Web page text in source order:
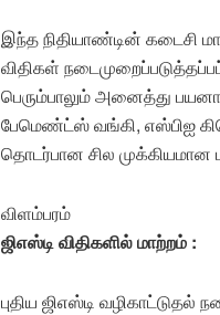
இந்த நிதியாண்டின் கடைசி
விதிகள்
பெரும்பாலும் அனைத்து
பேமெண்ட்ஸ் வங்கி, எஸ்பிஐ
தொடர்பான சில
விளம்பரம்
ஜிஎஸ்டி விதிகளில் மாற்றம் :
புதிய ஜிஎஸ்டி